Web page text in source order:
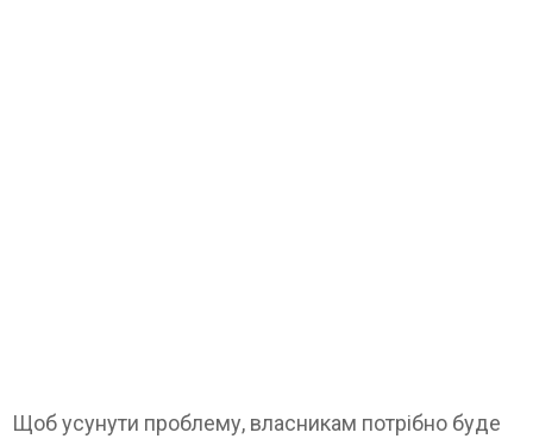
Щоб усунути проблему, власникам потрібно буде